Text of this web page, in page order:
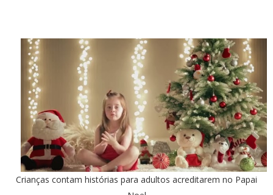
Crianças contam histórias para adultos acreditarem no Papai